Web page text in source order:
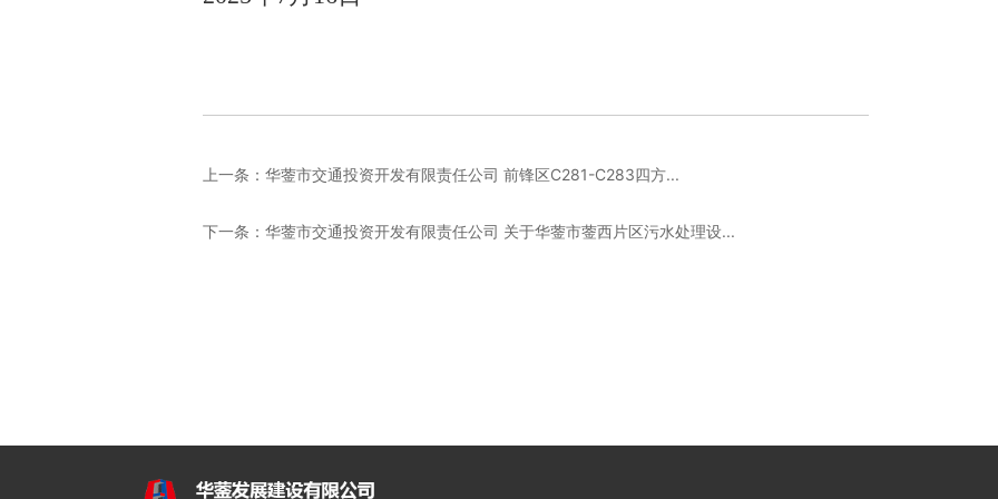
上一条：华蓥市交通投资开发有限责任公司 前锋区C281-C283四方...
下一条：华蓥市交通投资开发有限责任公司 关于华蓥市蓥西片区污水处理设...